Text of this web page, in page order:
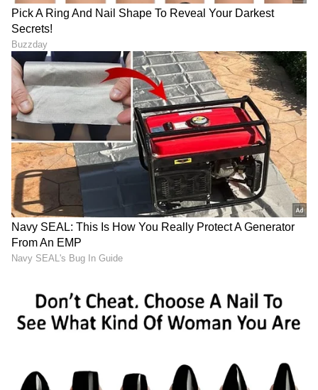
ಭವಿಷ್ಯ ಇಲ್ಲಿದೆ
ತಪ್ಪಿಯೂ ಈ ಕೆಲಸ ಮಾಡ್ಬೇಡಿ
LATEST VIDEOS
"ರಾಜಕೀಯ ಬೇಡ, ಸಿನಿಮಾನೇ ಪ್ರಾಣ":
ಕನಕೋತ್ಸವದಲ್ಲಿ ರಿಷಬ್ ಶೆಟ್ಟಿ | Rishab
Shetty speech | Suvarna News
ಶೇ.50 ರಿಂದ ಶೇ.18 ಕ್ಕೆ TAX ಇಳಿಕೆ: ಮೋದಿ-
ಟ್ರಂಪ್ ಐತಿಹಾಸಿಕ ಒಪ್ಪಂದ | India US
Trade Deal | Party Rounds